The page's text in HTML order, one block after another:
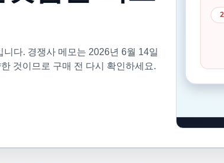
다. 경쟁사 메모는 2026년 6월 14일
것이므로 구매 전 다시 확인하세요.